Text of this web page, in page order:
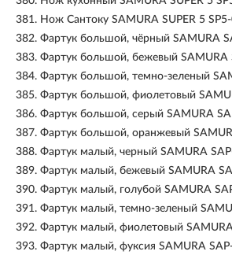
381. Нож Сантоку SAMURA SUPER 5
382. Фартук большой, чёрный SAMURA
383. Фартук большой, бежевый SAMURA
384. Фартук большой, темно-зеленый
385. Фартук большой, фиолетовый
386. Фартук большой, серый SAMURA
387. Фартук большой, оранжевый
388. Фартук малый, черный SAMURA
389. Фартук малый, бежевый SAMURA
390. Фартук малый, голубой SAMURA
391. Фартук малый, темно-зеленый
392. Фартук малый, фиолетовый
393. Фартук малый, фуксия SAMURA